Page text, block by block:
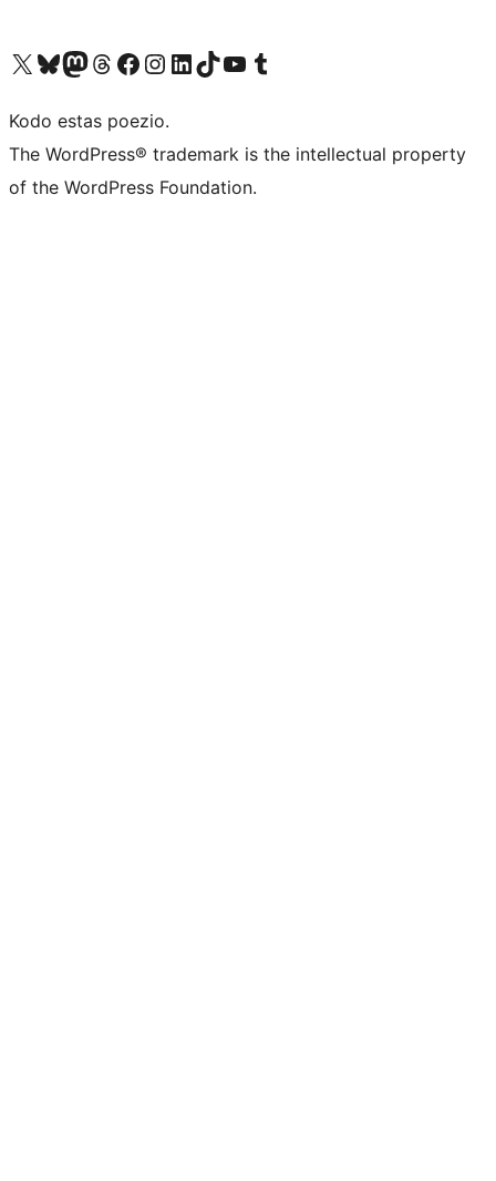
Visit our X (formerly Twitter) account
Visit our Bluesky account
Visit our Mastodon account
Visit our Threads account
Visit our Facebook page
Visit our Instagram account
Visit our LinkedIn account
Visit our TikTok account
Visit our YouTube channel
Visit our Tumblr account
Kodo estas poezio.
The WordPress® trademark is the intellectual property
of the WordPress Foundation.